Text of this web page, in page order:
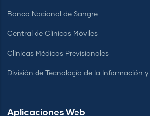
Banco Nacional de Sangre
Central de Clínicas Móviles
Clínicas Médicas Previsionales
División de Tecnología de la Información
Aplicaciones Web